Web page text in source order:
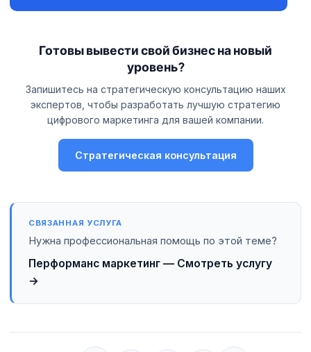
Готовы вывести свой бизнес на новый
уровень?
Запишитесь на стратегическую консультацию наших
экспертов, чтобы разработать лучшую стратегию
цифрового маркетинга для вашей компании.
Стратегическая консультация
СВЯЗАННАЯ УСЛУГА
Нужна профессиональная помощь по этой теме?
Перформанс маркетинг — Смотреть услугу
→